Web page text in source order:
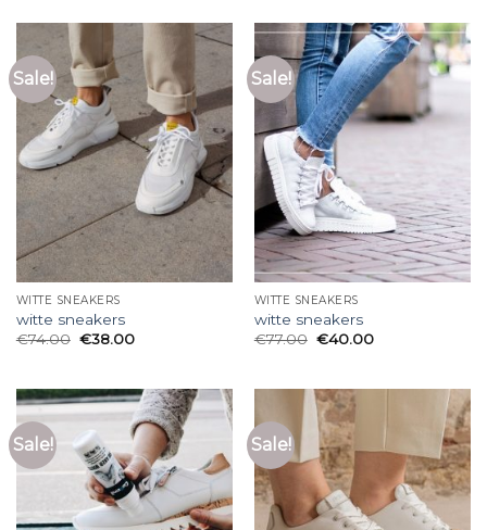
Sale!
WITTE SNEAKERS
witte sneakers
€74.00 €38.00
Sale!
WITTE SNEAKERS
witte sneakers
€77.00 €40.00
Sale! Sale!